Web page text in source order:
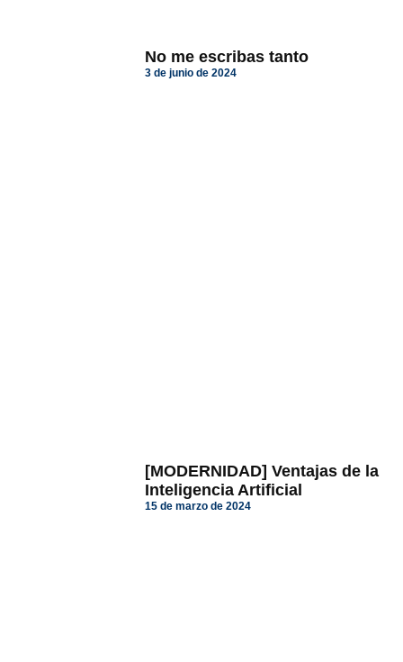
No me escribas tanto
3 de junio de 2024
[MODERNIDAD] Ventajas de la
Inteligencia Artificial
15 de marzo de 2024